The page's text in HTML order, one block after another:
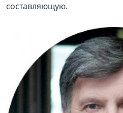
составляющую.